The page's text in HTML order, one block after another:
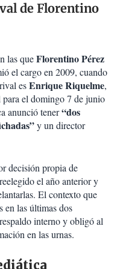
de Florentino
las queFlorentino Pérez
el cargo en 2009, cuando
esEnrique Riquelme,
el domingo 7 de junio
anunció tener“dos
y un director
decisión propia de
el año anterior y
El contexto que
en las últimas dos
interno y obligó al
en las urnas.